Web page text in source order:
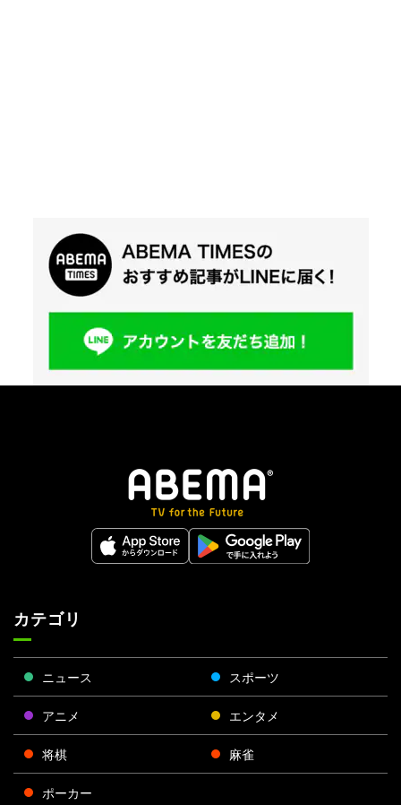
カテゴリ
ニュース スポーツ
アニメ エンタメ
将棋 麻雀
ポーカー